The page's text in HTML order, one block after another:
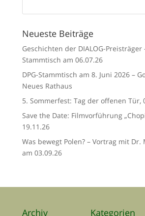
Neueste Beiträge
Geschichten der DIALOG-Preisträger
Stammtisch am 06.07.26
DPG-Stammtisch am 8. Juni 2026 –
Neues Rathaus
5. Sommerfest: Tag der offenen Tür,
Save the Date: Filmvorführung
19.11.26
Was bewegt Polen? – Vortrag mit
am 03.09.26
Archiv Kategorien